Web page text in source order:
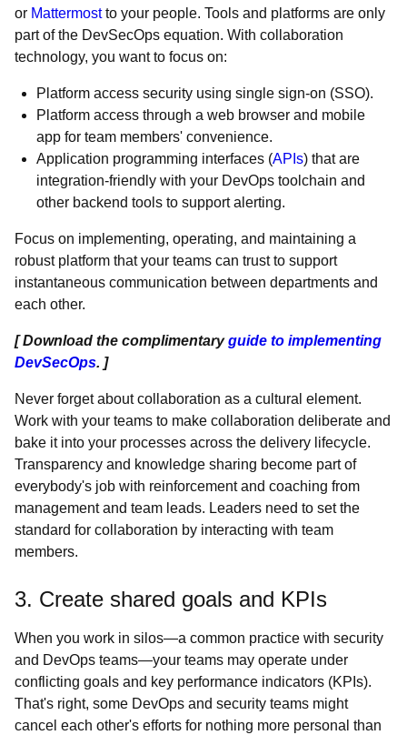
or Mattermostto your people. Tools and platforms are only
part of the DevSecOps equation. With collaboration
technology, you want to focus on:
Platform access security using single sign-on (SSO).
Platform access through a web browser and mobile
app for team members' convenience.
Application programming interfaces (APIs) that are
integration-friendly with your DevOps toolchain and
other backend tools to support alerting.
Focus on implementing, operating, and maintaining a
robust platform that your teams can trust to support
instantaneous communication between departments and
each other.
[ Download the complimentaryguide to implementing
DevSecOps. ]
Never forget about collaboration as a cultural element.
Work with your teams to make collaboration deliberate and
bake it into your processes across the delivery lifecycle.
Transparency and knowledge sharing become part of
everybody's job with reinforcement and coaching from
management and team leads. Leaders need to set the
standard for collaboration by interacting with team
members.
3. Create shared goals and KPIs
When you work in silos—a common practice with security
and DevOps teams—your teams may operate under
conflicting goals and key performance indicators (KPIs).
That's right, some DevOps and security teams might
cancel each other's efforts for nothing more personal than